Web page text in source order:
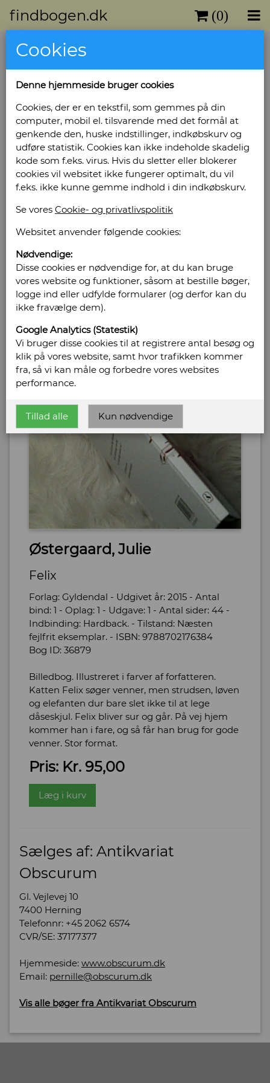
findbogen.dk (0)
Østergaard, Julie
Felix
Forlag: Gyldendal - Udgivet år: 2015 - Antal
bind: 1 - Oplag: 1 - Udgave: 1 - Antal sider: 44 -
Indbinding: Hardback. - Tilstand: Næsten
fejlfrit eksemplar. - ISBN: 9788702176384
Bog ID: 36879
Billedbog. Illustreret i farver af forfatteren.
Katten Felix søger venner, men strudsen, løven
og elefanten dur bare slet ikke til at lege
dåseskjul. Felix bliver sur og går. På vej hjem
kommer han i fare, og så får han brug for gode
venner. Stor format.
Pris: Kr. 95,00
Læg i kurv
Sælges af: Antikvariat
Obscurum
Gl. Vejlevej 10
7400 Herning
Telefonnr: +45 2062 6574
CVR/SE: 37177377
Hjemmeside: www.obscurum.dk
Email: pernille@obscurum.dk
Vis alle bøger fra Antikvariat Obscurum
Cookies
Denne hjemmeside bruger cookies
Cookies, der er en tekstfil, som gemmes på din
computer, mobil el. tilsvarende med det formål at
genkende den, huske indstillinger, indkøbskurv og
udføre statistik. Cookies kan ikke indeholde skadelig
kode som f.eks. virus. Hvis du sletter eller blokerer
cookies vil websitet ikke fungerer optimalt, du vil
f.eks. ikke kunne gemme indhold i din indkøbskurv.
Se vores Cookie- og privatlivspolitik
Websitet anvender følgende cookies:
Nødvendige:
Disse cookies er nødvendige for, at du kan bruge
vores website og funktioner, såsom at bestille bøger,
logge ind eller udfylde formularer (og derfor kan du
ikke fravælge dem).
Google Analytics (Statestik)
Vi bruger disse cookies til at registrere antal besøg og
klik på vores website, samt hvor trafikken kommer
fra, så vi kan måle og forbedre vores websites
performance.
Tillad alle Kun nødvendige